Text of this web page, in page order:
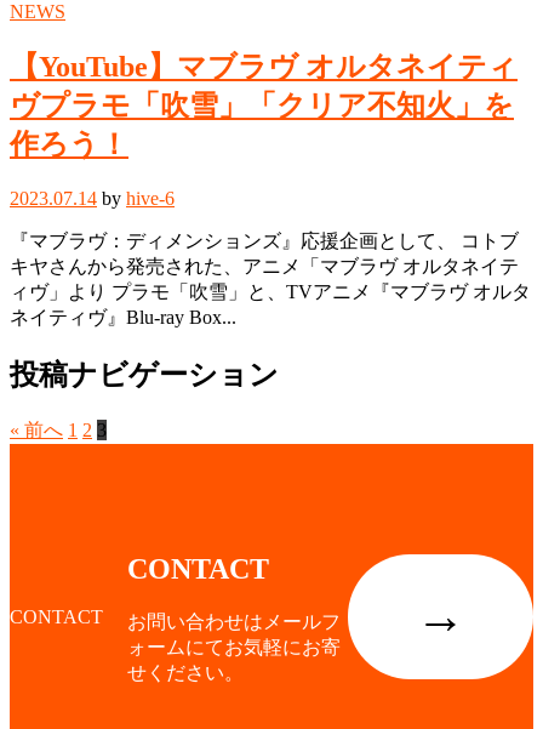
NEWS
【YouTube】マブラヴ オルタネイティ
ヴプラモ「吹雪」「クリア不知火」を
作ろう！
2023.07.14 by hive-6
『マブラヴ：ディメンションズ』応援企画として、 コトブ
キヤさんから発売された、アニメ「マブラヴ オルタネイテ
ィヴ」より プラモ「吹雪」と、TVアニメ『マブラヴ オルタ
ネイティヴ』Blu-ray Box...
投稿ナビゲーション
« 前へ 1 2 3
CONTACT
CONTACT
お問い合わせはメールフ
ォームにてお気軽にお寄
せください。
→